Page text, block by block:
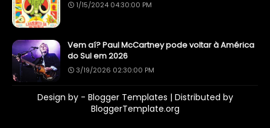
1/15/2024 04:30:00 PM
Vem aí? Paul McCartney pode voltar à América
do Sul em 2026
3/19/2026 02:30:00 PM
Design by - Blogger Templates | Distributed by
BloggerTemplate.org